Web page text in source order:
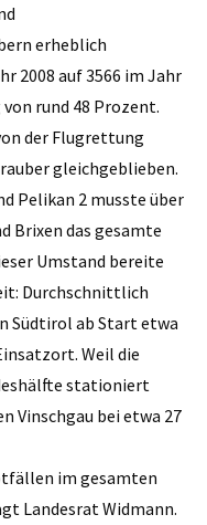
erheblich
2008 auf 3566 im Jahr
rund 48 Prozent.
der Flugrettung
gleichgeblieben.
Pelikan 2 musste über
Brixen das gesamte
Umstand bereite
Durchschnittlich
Südtirol ab Start etwa
Weil die
stationiert
Vinschgau bei etwa 27
im gesamten
Landesrat Widmann.